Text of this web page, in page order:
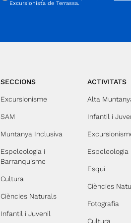
Excursionista de Terrassa.
SECCIONS
Excursionisme
SAM
Muntanya Inclusiva
Espeleologia i
Barranquisme
Cultura
Ciències Naturals
Infantil i Juvenil
ACTIVITATS
Alta
Infantil i
Espeleologia
Esquí
Ciències
Fotografia
Cultura